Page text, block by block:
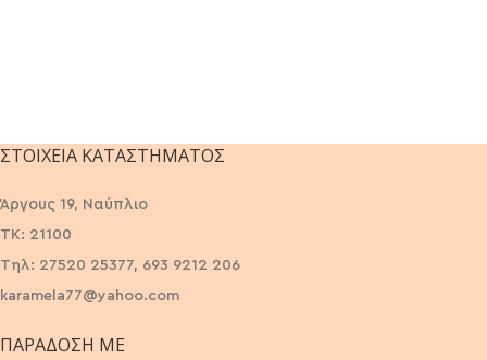
ΣΤΟΙΧΕΊΑ ΚΑΤΑΣΤΉΜΑΤΟΣ
Άργους 19, Ναύπλιο
ΤΚ: 21100
Τηλ: 27520 25377, 693 9212 206
karamela77@yahoo.com
ΠΑΡΆΔΟΣΗ ΜΕ